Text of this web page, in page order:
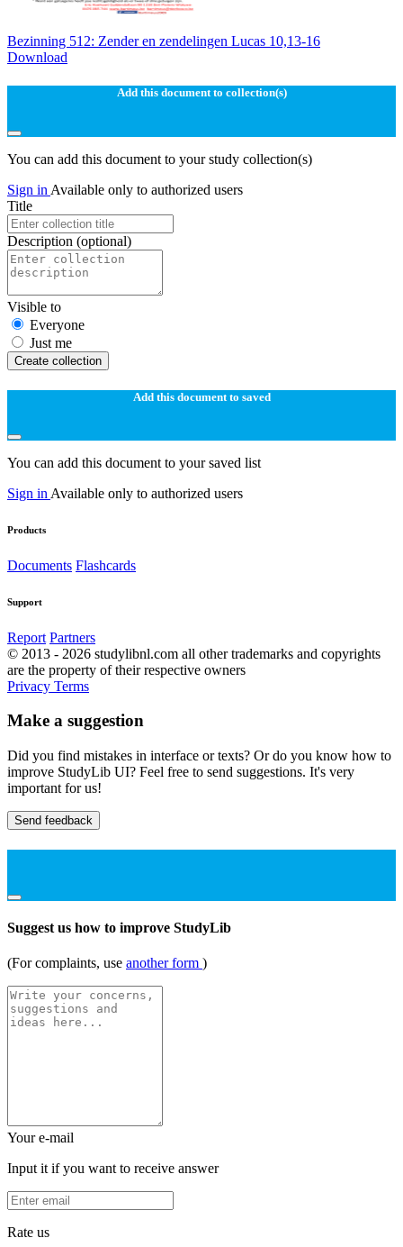
Bezinning 512: Zender en zendelingen Lucas 10,13-16
Download
Add this document to collection(s)
You can add this document to your study collection(s)
Sign in Available only to authorized users
Title
Description (optional)
Visible to
Everyone
Just me
Create collection
Add this document to saved
You can add this document to your saved list
Sign in Available only to authorized users
Products
Documents Flashcards
Support
Report Partners
© 2013 - 2026 studylibnl.com all other trademarks and copyrights
are the property of their respective owners
Privacy Terms
Make a suggestion
Did you find mistakes in interface or texts? Or do you know how to
improve StudyLib UI? Feel free to send suggestions. It's very
important for us!
Send feedback
Suggest us how to improve StudyLib
(For complaints, use another form )
Your e-mail
Input it if you want to receive answer
Rate us